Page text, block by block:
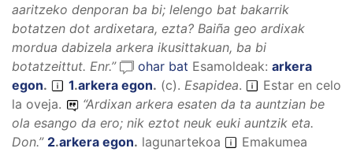
aaritzeko denporan ba bi; lelengo bat bakarrik
botatzen dot ardixetara, ezta? Baiña geo ardixak
mordua dabizela arkera ikusittakuan, ba bi
botatzeittut. Enr.” ohar bat Esamoldeak: arkera
egon. 1.arkera egon. (c). Esapidea.
Estar en celo
la oveja.
“Ardixan arkera esaten da ta auntzian be
ola esango da ero; nik eztot neuk euki auntzik eta.
Don.” 2.arkera egon. lagunartekoa
Emakumea